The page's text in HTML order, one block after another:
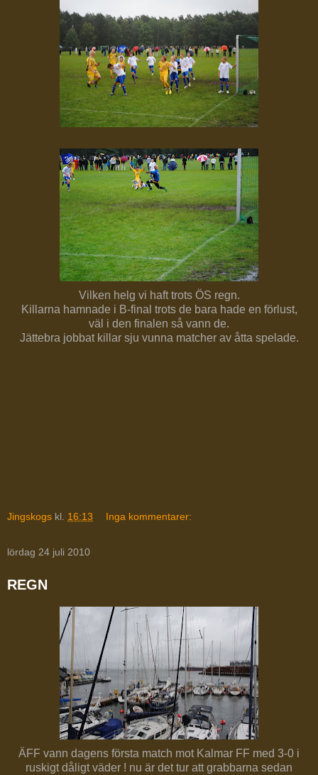
Vilken helg vi haft trots ÖS regn.
Killarna hamnade i B-final trots de bara hade en förlust,
väl i den finalen så vann de.
Jättebra jobbat killar sju vunna matcher av åtta spelade.
Jingskogs kl. 16:13 Inga kommentarer:
lördag 24 juli 2010
REGN
ÄFF vann dagens första match mot Kalmar FF med 3-0 i
ruskigt dåligt väder ! nu är det tur att grabbarna sedan